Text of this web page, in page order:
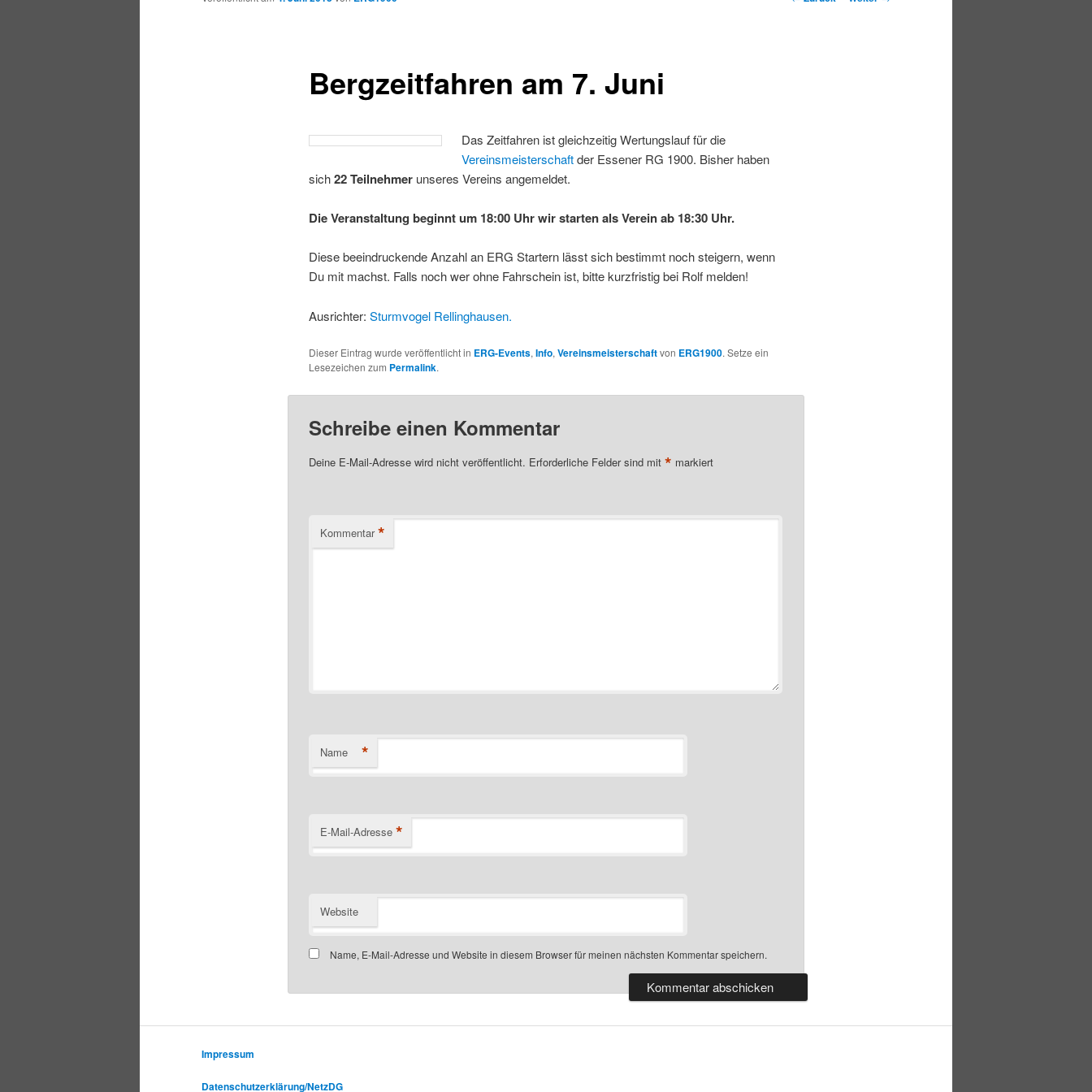
Bergzeitfahren am 7. Juni
Das Zeitfahren ist gleichzeitig Wertungslauf für die
Vereinsmeisterschaftder Essener RG 1900. Bisher haben
sich22 Teilnehmerunseres Vereins angemeldet.
Die Veranstaltung beginnt um 18:00 Uhr wir starten als Verein ab 18:30 Uhr.
Diese beeindruckende Anzahl an ERG Startern lässt sich bestimmt noch steigern, wenn
Du mit machst. Falls noch wer ohne Fahrschein ist, bitte kurzfristig bei Rolf melden!
Ausrichter: Sturmvogel Rellinghausen.
Dieser Eintrag wurde veröffentlicht in ERG-Events, Info, Vereinsmeisterschaftvon ERG1900. Setze ein
Lesezeichen zum Permalink.
Schreibe einen Kommentar
Deine E-Mail-Adresse wird nicht veröffentlicht. Erforderliche Felder sind mit * markiert
Kommentar *
Name *
E-Mail-Adresse *
Website
Name, E-Mail-Adresse und Website in diesem Browser für meinen nächsten Kommentar speichern.
Impressum
Datenschutzerklärung/NetzDG